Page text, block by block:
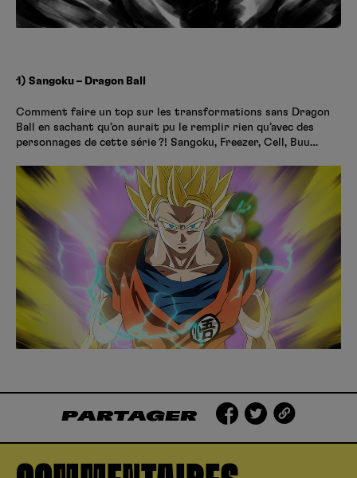
1) Sangoku – Dragon Ball
Comment faire un top sur les transformations sans Dragon
Ball en sachant qu’on aurait pu le remplir rien qu’avec des
personnages de cette série ?! Sangoku, Freezer, Cell, Buu…
PARTAGER